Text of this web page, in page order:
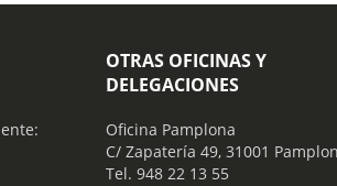
OTRAS OFICINAS Y
DELEGACIONES
Oficina Pamplona
C/ Zapatería 49, 31001
Tel. 948 22 13 55